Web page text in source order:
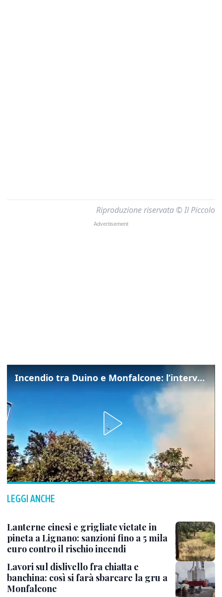
Riproduzione riservata © Il Piccolo
Incendio tra Duino e Monfalcone: l’intervento dei vigili del fuoco
LEGGI ANCHE
Lanterne cinesi e grigliate vietate in
pineta a Lignano: sanzioni fino a 5 mila
euro contro il rischio incendi
Lavori sul dislivello fra chiatta e
banchina: così si farà sbarcare la gru a
Monfalcone